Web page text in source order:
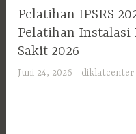
Pelatihan IPSRS
Pelatihan Instalasi
Sakit 2026
Juni 24, 2026 diklatcenter